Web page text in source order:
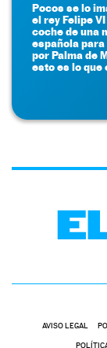
Pocos se lo
el rey Felipe
coche de una
española
por Palma de
esto es lo que
AVISO LEGAL